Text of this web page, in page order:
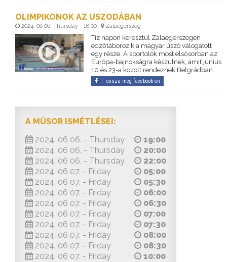
OLIMPIKONOK AZ USZODÁBAN
2024. 06 06. Thursday - 18:00 Zalaegerszeg
Tíz napon keresztül Zalaegerszegen
edzőtáborozik a magyar úszó válogatott
egy része. A sportolók most elsősorban az
Európa-bajnokságra készülnek, amit június
10 és 23-a között rendeznek Belgrádban.
ossza meg facebook-on
A MŰSOR ISMÉTLÉSEI:
2024. 06 06. - Thursday
19:00
2024. 06 06. - Thursday
20:00
2024. 06 06. - Thursday
22:00
2024. 06 07. - Friday
05:00
2024. 06 07. - Friday
05:30
2024. 06 07. - Friday
06:00
2024. 06 07. - Friday
06:30
2024. 06 07. - Friday
07:00
2024. 06 07. - Friday
07:30
2024. 06 07. - Friday
08:00
2024. 06 07. - Friday
08:30
2024. 06 07. - Friday
10:00